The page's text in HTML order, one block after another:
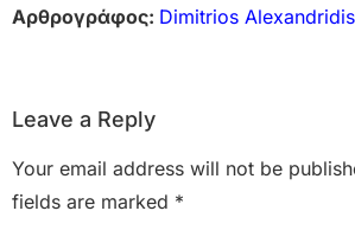
Αρθρογράφος: Dimitrios Alexandridis
Leave a Reply
Your email address will not be
fields are marked *